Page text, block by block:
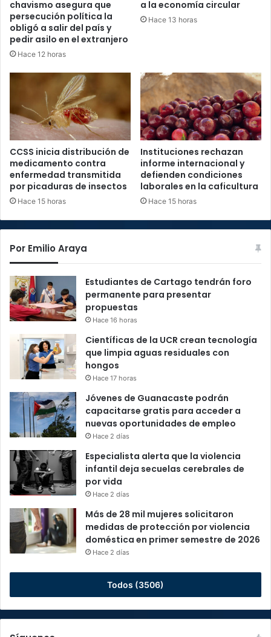
chavismo asegura que
persecución política la
obligó a salir del país y
pedir asilo en el extranjero
Hace 12 horas
a la economía circular
Hace 13 horas
CCSS inicia distribución de
medicamento contra
enfermedad transmitida
por picaduras de insectos
Hace 15 horas
Instituciones rechazan
informe internacional y
defienden condiciones
laborales en la caficultura
Hace 15 horas
Por Emilio Araya
Estudiantes de Cartago tendrán foro
permanente para presentar
propuestas
Hace 16 horas
Científicas de la UCR crean tecnología
que limpia aguas residuales con
hongos
Hace 17 horas
Jóvenes de Guanacaste podrán
capacitarse gratis para acceder a
nuevas oportunidades de empleo
Hace 2 días
Especialista alerta que la violencia
infantil deja secuelas cerebrales de
por vida
Hace 2 días
Más de 28 mil mujeres solicitaron
medidas de protección por violencia
doméstica en primer semestre de 2026
Hace 2 días
Todos (3506)